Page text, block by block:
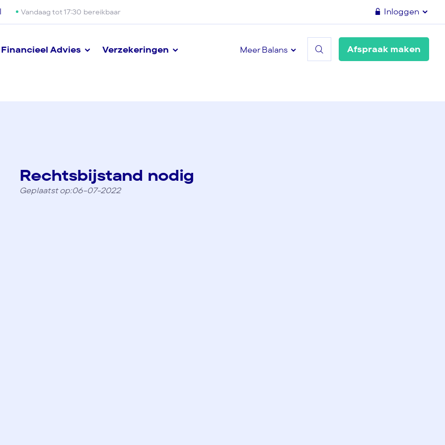
Vandaag tot 17:30 bereikbaar Inloggen
Financieel Advies Verzekeringen Afspraak maken
Meer Balans
Rechtsbijstand nodig
Geplaatst op:06-07-2022